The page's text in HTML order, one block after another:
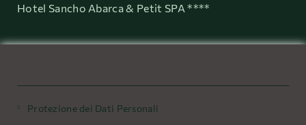
Hotel Sancho Abarca & Petit SPA ****
Protezione dei Dati Personali